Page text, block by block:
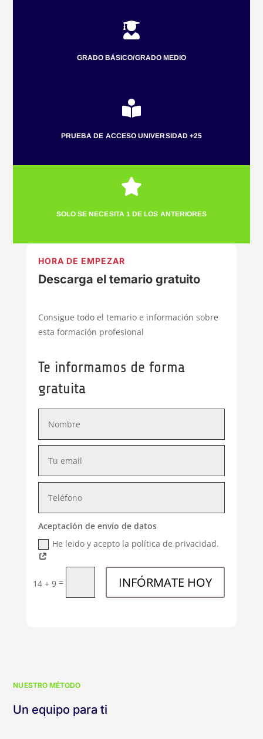

GRADO BÁSICO/GRADO MEDIO

PRUEBA DE ACCESO UNIVERSIDAD +25

SOLO SE NECESITA 1 DE LOS ANTERIORES
HORA DE EMPEZAR
Descarga el temario gratuito
Consigue todo el temario e información sobre
esta formación profesional
Te informamos de forma
gratuita
Aceptación de envío de datos
He leido y acepto la política de privacidad.
14 + 9 = INFÓRMATE HOY
NUESTRO MÉTODO
Un equipo para ti